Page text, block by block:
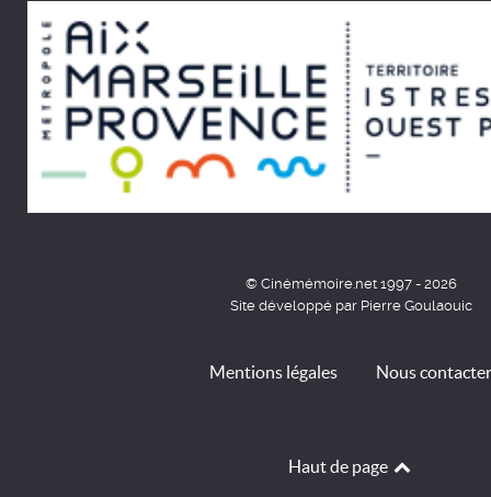
© Cinémémoire.net 1997 - 2026
Site développé par Pierre Goulaouic
Mentions légales Nous contacter
Haut de page